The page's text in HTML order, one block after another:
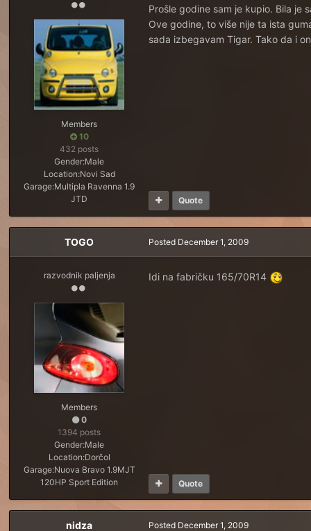
Members
10
432 posts
Gender:Male
Location:Novi Sad
Garage:Multipla Ravenna 1.9
JTD
Prošle godine sam je kupio. Bila je
Ove godine, to više nije ta ista
sada izbegavam Tigar. Tako da i
Quote
TOGO
razvodnik paljenja
Members
0
1394 posts
Gender:Male
Location:Dorčol
Garage:Nuova Bravo 1.9MJT
120HP Sport Edition
Posted December 1, 2009
Idi na fabričku 165/70R14
Quote
nidza Posted December 1, 2009